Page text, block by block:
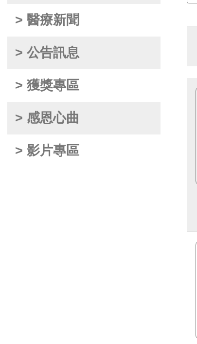
> 醫療新聞
> 公告訊息
> 獲獎專區
> 感恩心曲
> 影片專區